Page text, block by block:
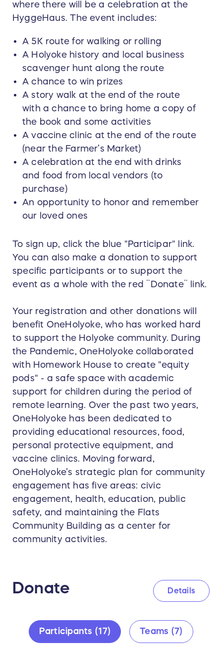
where there will be a celebration at the
HyggeHaus. The event includes:
A 5K route for walking or rolling
A Holyoke history and local business
scavenger hunt along the route
A chance to win prizes
A story walk at the end of the route
with a chance to bring home a copy of
the book and some activities
A vaccine clinic at the end of the route
(near the Farmer’s Market)
A celebration at the end with drinks
and food from local vendors (to
purchase)
An opportunity to honor and remember
our loved ones
To sign up, click the blue "Participar" link.
You can also make a donation to support
specific participants or to support the
event as a whole with the red ¨Donate¨ link.
Your registration and other donations will
benefit OneHolyoke, who has worked hard
to support the Holyoke community. During
the Pandemic, OneHolyoke collaborated
with Homework House to create "equity
pods" - a safe space with academic
support for children during the period of
remote learning. Over the past two years,
OneHolyoke has been dedicated to
providing educational resources, food,
personal protective equipment, and
vaccine clinics. Moving forward,
OneHolyoke’s strategic plan for community
engagement has five areas: civic
engagement, health, education, public
safety, and maintaining the Flats
Community Building as a center for
community activities.
Donate Details
Participants (17) Teams (7)